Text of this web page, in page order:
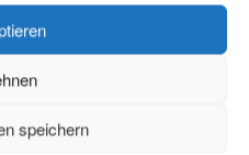
speichern